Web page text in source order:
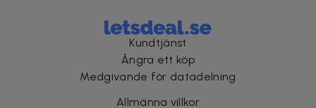
Kundtjänst
Ångra ett köp
Medgivande för datadelning
Allmänna villkor